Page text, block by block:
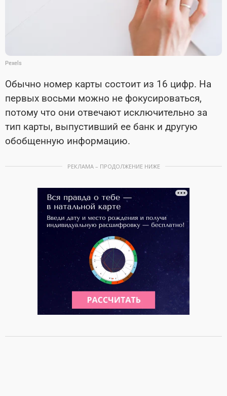
Pexels
Обычно номер карты состоит из 16 цифр. На
первых восьми можно не фокусироваться,
потому что они отвечают исключительно за
тип карты, выпустивший ее банк и другую
обобщенную информацию.
РЕКЛАМА – ПРОДОЛЖЕНИЕ НИЖЕ